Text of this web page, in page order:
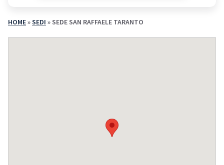
HOME»SEDI »SEDE SAN RAFFAELE TARANTO